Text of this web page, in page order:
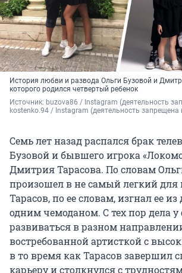
История любви и развода Ольги Бузовой и
которого родился четвертый ребенок
Источник: buzova86 / Instagram (деятельность
kostenko.94 / Instagram (деятельность
Семь лет назад распался брак
Бузовой и бывшего игрока
Дмитрия Тарасова. По словам
произошел в не самый легкий для
Тарасов, по ее словам, изгнал ее
одним чемоданом. С тех пор дела у
развиваться в разном
востребованной артисткой с
в то время как Тарасов завершил
карьеру и столкнулся с